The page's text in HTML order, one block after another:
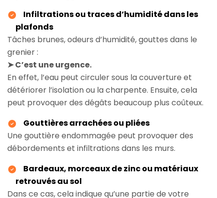
Infiltrations ou traces d’humidité dans les
plafonds
Tâches brunes, odeurs d’humidité, gouttes dans le
grenier :
➤ C’est une urgence.
En effet, l’eau peut circuler sous la couverture et
détériorer l’isolation ou la charpente. Ensuite, cela
peut provoquer des dégâts beaucoup plus coûteux.
Gouttières arrachées ou pliées
Une gouttière endommagée peut provoquer des
débordements et infiltrations dans les murs.
Bardeaux, morceaux de zinc ou matériaux
retrouvés au sol
Dans ce cas, cela indique qu’une partie de votre